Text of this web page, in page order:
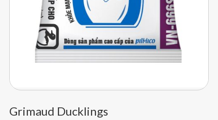
Grimaud Ducklings